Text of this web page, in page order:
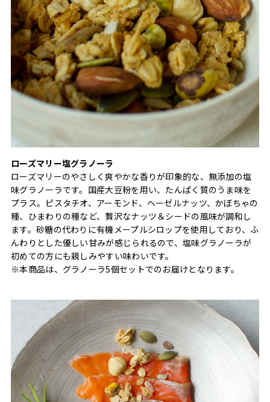
ローズマリー塩グラノーラ
ローズマリーのやさしく爽やかな香りが印象的な、無添加の塩
味グラノーラです。国産大豆粉を用い、たんぱく質のうま味を
プラス。ピスタチオ、アーモンド、ヘーゼルナッツ、かぼちゃの
種、ひまわりの種など、贅沢なナッツ＆シードの風味が調和し
ます。砂糖の代わりに有機メープルシロップを使用しており、ふ
んわりとした優しい甘みが感じられるので、塩味グラノーラが
初めての方にも親しみやすい味わいです。
※本商品は、グラノーラ5個セットでのお届けとなります。